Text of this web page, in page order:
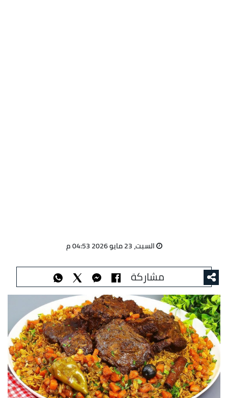
السبت، 23 مايو 2026 04:53 م
مشاركة